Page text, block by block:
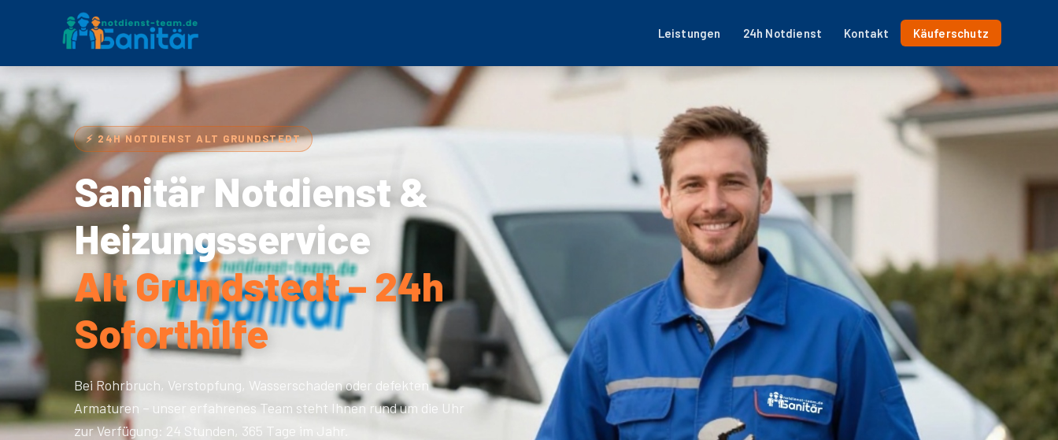
Leistungen 24h Notdienst Kontakt Käuferschutz
⚡ 24H NOTDIENST ALT GRUNDSTEDT
Sanitär Notdienst &
Heizungsservice
Alt Grundstedt – 24h
Soforthilfe
Bei Rohrbruch, Verstopfung, Wasserschaden oder defekten
Armaturen – unser erfahrenes Team steht Ihnen rund um die Uhr
zur Verfügung: 24 Stunden, 365 Tage im Jahr.